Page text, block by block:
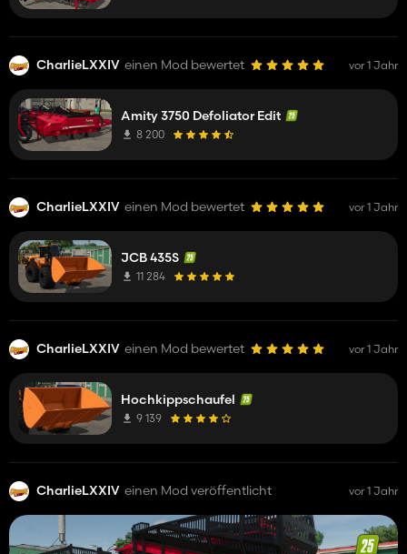
CharlieLXXIV einen Mod bewertet vor 1 Jahr
Amity 3750 Defoliator Edit
8 200
CharlieLXXIV einen Mod bewertet vor 1 Jahr
JCB 435S
11 284
CharlieLXXIV einen Mod bewertet vor 1 Jahr
Hochkippschaufel
9 139
CharlieLXXIV einen Mod veröffentlicht vor 1 Jahr